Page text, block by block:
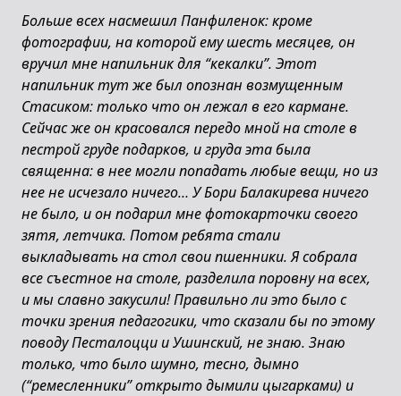
Больше всех насмешил Панфиленок: кроме
фотографии, на которой ему шесть месяцев, он
вручил мне напильник для “кекалки”. Этот
напильник тут же был опознан возмущенным
Стасиком: только что он лежал в его кармане.
Сейчас же он красовался передо мной на столе в
пестрой груде подарков, и груда эта была
священна: в нее могли попадать любые вещи, но из
нее не исчезало ничего… У Бори Балакирева ничего
не было, и он подарил мне фотокарточки своего
зятя, летчика. Потом ребята стали
выкладывать на стол свои пшенники. Я собрала
все съестное на столе, разделила поровну на всех,
и мы славно закусили! Правильно ли это было с
точки зрения педагогики, что сказали бы по этому
поводу Песталоцци и Ушинский, не знаю. Знаю
только, что было шумно, тесно, дымно
(“ремесленники” открыто дымили цыгарками) и